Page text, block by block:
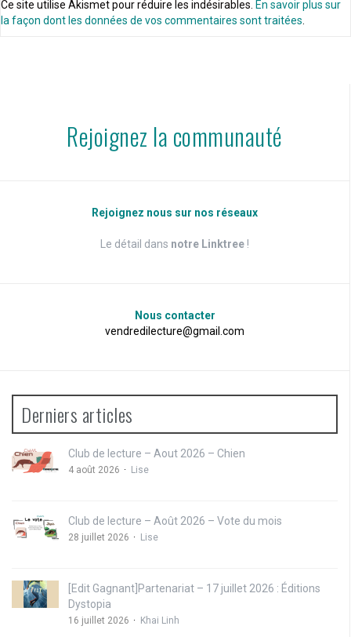
Ce site utilise Akismet pour réduire les indésirables. En savoir plus sur
la façon dont les données de vos commentaires sont traitées
Rejoignez la communauté
Rejoignez nous sur nos réseaux
Le détail dans notre Linktree !
Nous contacter
vendredilecture@gmail.com
Derniers articles
Club de lecture – Aout 2026 – Chien
4 août 2026 Lise
Club de lecture – Août 2026 – Vote du mois
28 juillet 2026 Lise
[Edit Gagnant]Partenariat – 17 juillet 2026 : Éditions
Dystopia
16 juillet 2026 Khai Linh